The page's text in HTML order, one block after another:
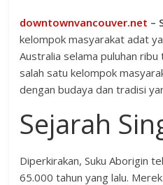
downtownvancouver.net –
kelompok masyarakat adat
Australia selama puluhan
salah satu kelompok
dengan budaya dan tradisi
Sejarah
Diperkirakan, Suku Aborigin
65.000 tahun yang lalu.